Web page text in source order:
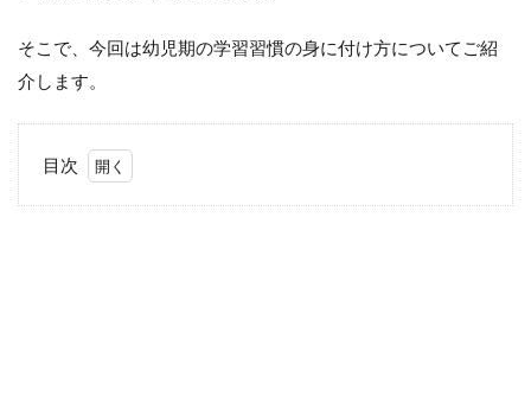
そこで、今回は幼児期の学習習慣の身に付け方についてご紹
介します。
目次